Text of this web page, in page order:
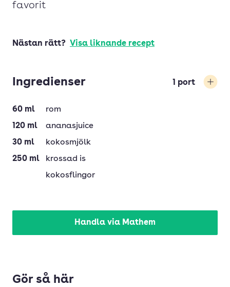
favorit
Nästan rätt? Visa liknande recept
Ingredienser 1 port
60 ml
rom
120 ml
ananasjuice
30 ml
kokosmjölk
250 ml
krossad is
kokosflingor
Handla via Mathem
Gör så här